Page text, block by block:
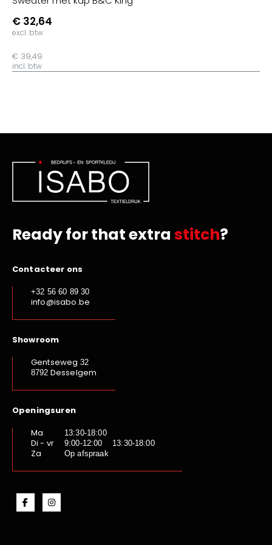
€ 32,64
excl. btw
€ 39,49
incl. btw
Ready for that extra stitch?
Contacteer ons
+32 56 60 89 30
info@isabo.be
Showroom
Gentseweg 32
8792 Desselgem
Openingsuren
Ma
13:30-18:00
Di - vr 9:00-12:00 13:30-18:00
Za Op afspraak